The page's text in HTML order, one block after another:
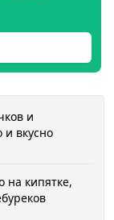
и
вкусно
на кипятке,